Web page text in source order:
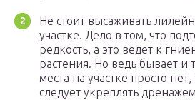
Не стоит высаживать
участке. Дело в том, что
редкость, а это ведет к
растения. Но ведь бывает и
места на участке просто
следует укреплять